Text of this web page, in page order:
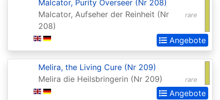
Commander
Commander
2013
Commander
rare
Malcator, Purity Overseer (Nr 208)
Malcator, Aufseher der Reinheit (Nr
208)
Angebote
rare
Melira, the Living Cure (Nr 209)
Melira die Heilsbringerin (Nr 209)
Angebote